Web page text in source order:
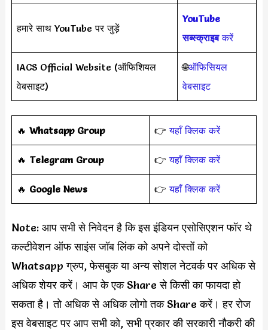
हमारे साथ YouTube पर जुड़ें
YouTube
सब्स्क्राइबकरें
IACS Official Website (ऑफिशियल
वेबसाइट)
🌐ऑफिसियल
वेबसाइट
‎️‍🔥 Whatsapp Group 👉यहाँ क्लिक करें
‎️‍🔥 Telegram Group 👉यहाँ क्लिक करें
️‍🔥 Google News 👉 यहाँ क्लिक करें
Note: आप सभी से निवेदन है कि इस इंडियन एसोसिएशन फॉर थे
कल्टीवेशन ऑफ साइंस जॉब लिंक को अपने दोस्तों को
Whatsapp ग्रुप, फेसबुक या अन्य सोशल नेटवर्क पर अधिक से
अधिक शेयर करें। आप के एक Share से किसी का फायदा हो
सकता है। तो अधिक से अधिक लोगो तक Share करें। हर रोज
इस वेबसाइट पर आप सभी को, सभी प्रकार की सरकारी नौकरी की